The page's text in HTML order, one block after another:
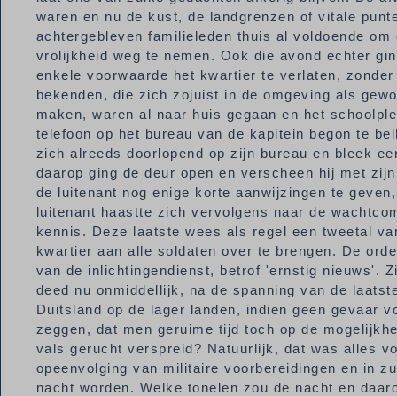
waren en nu de kust, de landgrenzen of vitale
achtergebleven familieleden thuis al voldoende
vrolijkheid weg te nemen. Ook die avond echter
enkele voorwaarde het kwartier te verlaten,
bekenden, die zich zojuist in de omgeving als
maken, waren al naar huis gegaan en het
telefoon op het bureau van de kapitein begon te
zich alreeds doorlopend op zijn bureau en bleek
daarop ging de deur open en verscheen hij met
de luitenant nog enige korte aanwijzingen te
luitenant haastte zich vervolgens naar de
kennis. Deze laatste wees als regel een tweetal
kwartier aan alle soldaten over te brengen. De
van de inlichtingendienst, betrof 'ernstig nieuws'.
deed nu onmiddellijk, na de spanning van de
Duitsland op de lager landen, indien geen gevaar
zeggen, dat men geruime tijd toch op de
vals gerucht verspreid? Natuurlijk, dat was alles
opeenvolging van militaire voorbereidingen en in
nacht worden. Welke tonelen zou de nacht en